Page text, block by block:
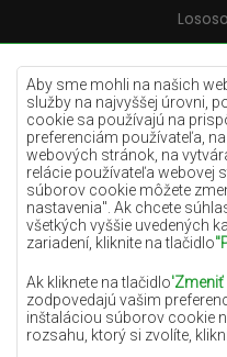
Aby sme mohli na našich
služby na najvyššej úrovni,
cookie sa používajú na
preferenciám používateľa,
webových stránok, na
relácie používateľa webovej
súborov cookie môžete
nastavenia". Ak chcete
všetkých vyššie uvedených
zariadení, kliknite na tlačidlo
Ak kliknete na tlačidlo'Zmeniť
zodpovedajú vašim
inštaláciou súborov cookie
rozsahu, ktorý si zvolíte,